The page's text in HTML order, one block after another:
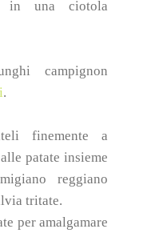
in una ciotola
campignon
.
finemente a
patate insieme
reggiano
tritate.
per amalgamare